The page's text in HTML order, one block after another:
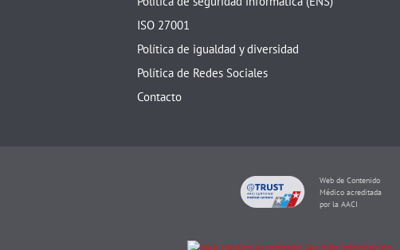
ISO 27001
Política de igualdad y diversidad
Política de Redes Sociales
Contacto
Web de Contenido
Médico acreditada
por la AACI